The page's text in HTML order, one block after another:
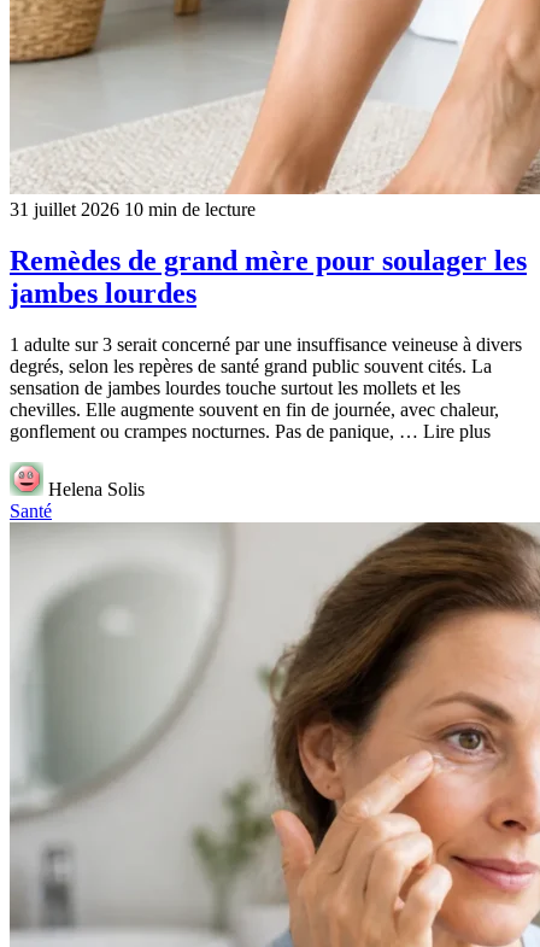
31 juillet 2026 10 min de lecture
Remèdes de grand mère pour soulager les
jambes lourdes
1 adulte sur 3 serait concerné par une insuffisance veineuse à divers
degrés, selon les repères de santé grand public souvent cités. La
sensation de jambes lourdes touche surtout les mollets et les
chevilles. Elle augmente souvent en fin de journée, avec chaleur,
gonflement ou crampes nocturnes. Pas de panique, … Lire plus
Helena Solis
Santé